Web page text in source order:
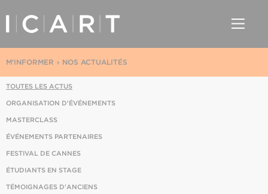
NOS ACTUALITÉS
M'INFORMER
TOUTES LES ACTUS
ORGANISATION D'ÉVÉNEMENTS
MASTERCLASS
ÉVÉNEMENTS PARTENAIRES
FESTIVAL DE CANNES
ÉTUDIANTS EN STAGE
TÉMOIGNAGES D'ANCIENS